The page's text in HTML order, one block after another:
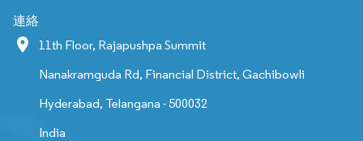
連絡
11th Floor, Rajapushpa Summit
Nanakramguda Rd, Financial District, Gachibowli
Hyderabad, Telangana - 500032
India